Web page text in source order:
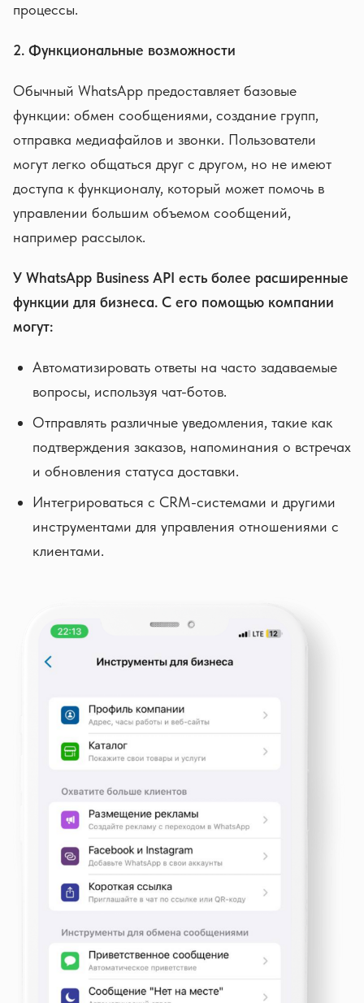
процессы.
2. Функциональные возможности
Обычный WhatsApp предоставляет базовые
функции: обмен сообщениями, создание групп,
отправка медиафайлов и звонки. Пользователи
могут легко общаться друг с другом, но не имеют
доступа к функционалу, который может помочь в
управлении большим объемом сообщений,
например рассылок.
У WhatsApp Business API есть более расширенные
функции для бизнеса. С его помощью компании
могут:
Автоматизировать ответы на часто задаваемые
вопросы, используя чат-ботов.
Отправлять различные уведомления, такие как
подтверждения заказов, напоминания о встречах
и обновления статуса доставки.
Интегрироваться с CRM-системами и другими
инструментами для управления отношениями с
клиентами.